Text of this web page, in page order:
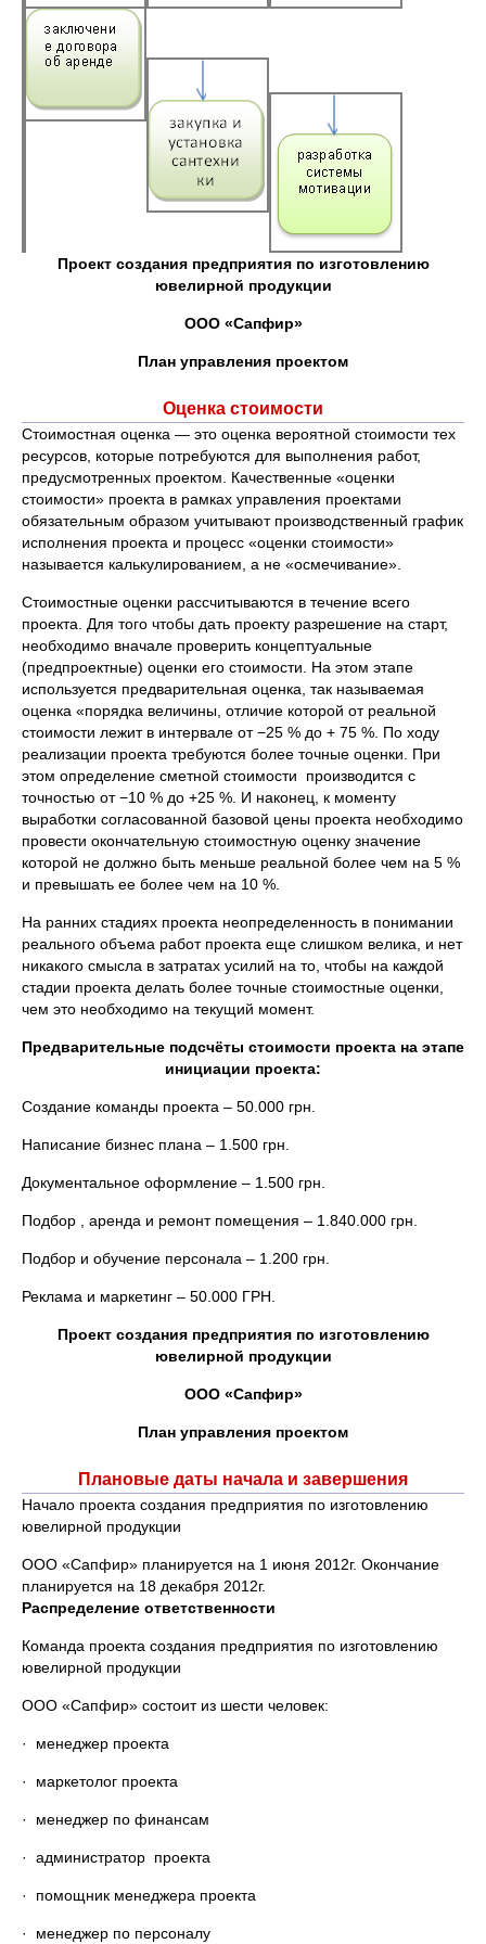
Проект создания предприятия по изготовлению
ювелирной продукции
ООО «Сапфир»
План управления проектом
Оценка стоимости
Стоимостная оценка — это оценка вероятной стоимости тех
ресурсов, которые потребуются для выполнения работ,
предусмотренных проектом. Качественные «оценки
стоимости» проекта в рамках управления проектами
обязательным образом учитывают производственный график
исполнения проекта и процесс «оценки стоимости»
называется калькулированием, а не «осмечивание».
Стоимостные оценки рассчитываются в течение всего
проекта. Для того чтобы дать проекту разрешение на старт,
необходимо вначале проверить концептуальные
(предпроектные) оценки его стоимости. На этом этапе
используется предварительная оценка, так называемая
оценка «порядка величины, отличие которой от реальной
стоимости лежит в интервале от −25 % до + 75 %. По ходу
реализации проекта требуются более точные оценки. При
этом определение сметной стоимости производится с
точностью от −10 % до +25 %. И наконец, к моменту
выработки согласованной базовой цены проекта необходимо
провести окончательную стоимостную оценку значение
которой не должно быть меньше реальной более чем на 5 %
и превышать ее более чем на 10 %.
На ранних стадиях проекта неопределенность в понимании
реального объема работ проекта еще слишком велика, и нет
никакого смысла в затратах усилий на то, чтобы на каждой
стадии проекта делать более точные стоимостные оценки,
чем это необходимо на текущий момент.
Предварительные подсчёты стоимости проекта на этапе
инициации проекта:
Создание команды проекта – 50.000 грн.
Написание бизнес плана – 1.500 грн.
Документальное оформление – 1.500 грн.
Подбор , аренда и ремонт помещения – 1.840.000 грн.
Подбор и обучение персонала – 1.200 грн.
Реклама и маркетинг – 50.000 ГРН.
Проект создания предприятия по изготовлению
ювелирной продукции
ООО «Сапфир»
План управления проектом
Плановые даты начала и завершения
Начало проекта создания предприятия по изготовлению
ювелирной продукции
ООО «Сапфир» планируется на 1 июня 2012г. Окончание
планируется на 18 декабря 2012г.
Распределение ответственности
Команда проекта создания предприятия по изготовлению
ювелирной продукции
ООО «Сапфир» состоит из шести человек:
· менеджер проекта
· маркетолог проекта
· менеджер по финансам
· администратор проекта
· помощник менеджера проекта
· менеджер по персоналу